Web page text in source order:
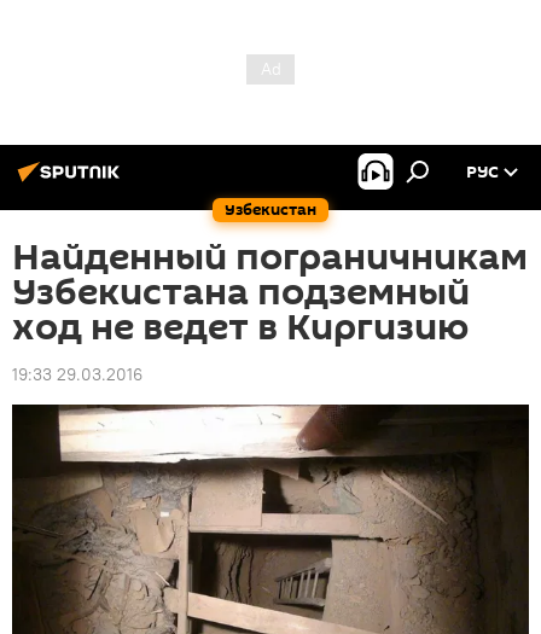
Узбекистан
РУС
Найденный пограничникам
Узбекистана подземный
ход не ведет в Киргизию
19:33 29.03.2016